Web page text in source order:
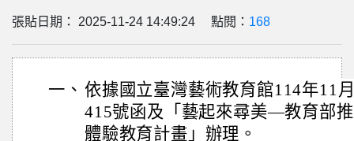
張貼日期： 2025-11-24 14:49:24 點閱： 168
一、 依據國立臺灣藝術教育館114年11
415號函及「藝起來尋美―教育部
體驗教育計畫」辦理。